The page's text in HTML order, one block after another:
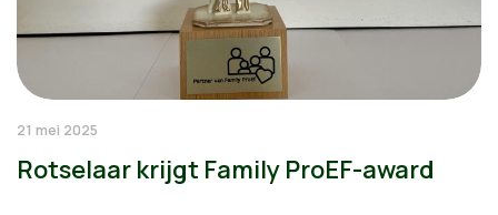
21 mei 2025
Rotselaar krijgt Family ProEF-award